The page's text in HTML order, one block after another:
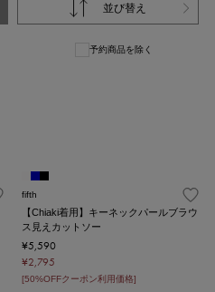
並び替え
予約商品を除く
fifth
【Chiaki着用】キーネックパールブラウ
ス見えカットソー
¥5,590
¥2,795
[50%OFFクーポン利用価格]